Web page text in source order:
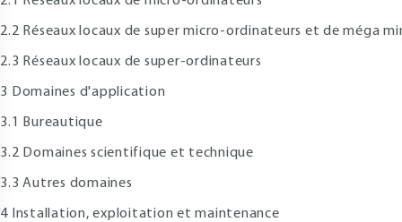
Réseaux locaux de super micro-ordinateurs et de méga
Réseaux locaux de super-ordinateurs
Domaines d'application
Bureautique
Domaines scientifique et technique
Autres domaines
Installation, exploitation et maintenance